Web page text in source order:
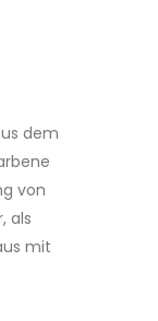
dem
von
als
mit